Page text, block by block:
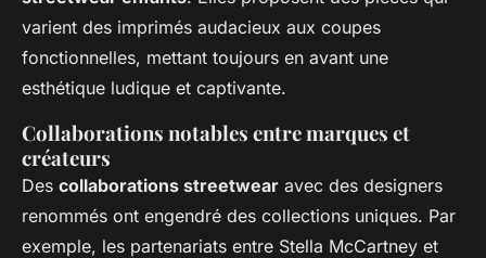
varient des imprimés audacieux aux coupes
fonctionnelles, mettant toujours en avant une
esthétique ludique et captivante.
Collaborations notables entre marques et
créateurs
Des collaborations streetwear avec des designers
renommés ont engendré des collections uniques. Par
exemple, les partenariats entre Stella McCartney et